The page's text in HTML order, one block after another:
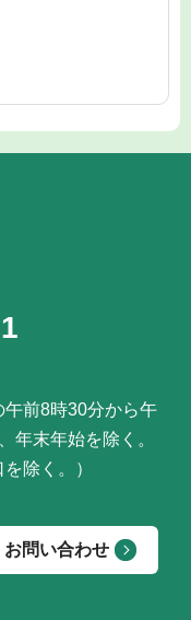
午前8時30分から午
年末年始を除く。
除く。）
お問い合わせ